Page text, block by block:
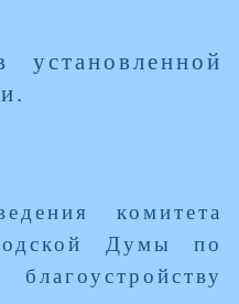
комитета
Думы по